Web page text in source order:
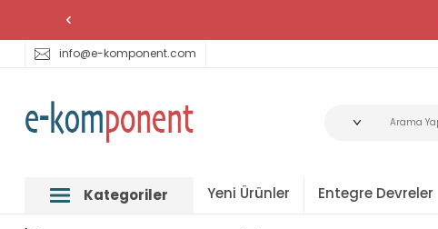
info@e-komponent.com
Kategoriler Yeni Ürünler Entegre Devreler